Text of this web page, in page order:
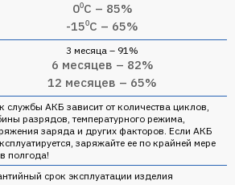
0⁰С – 85%
-15⁰С – 65%
3 месяца – 91%
6 месяцев – 82%
12 месяцев – 65%
службы АКБ зависит от количества циклов,
разрядов, температурного режима,
заряда и других факторов. Если АКБ
заряжайте ее по крайней мере
полгода!
срок эксплуатации изделия